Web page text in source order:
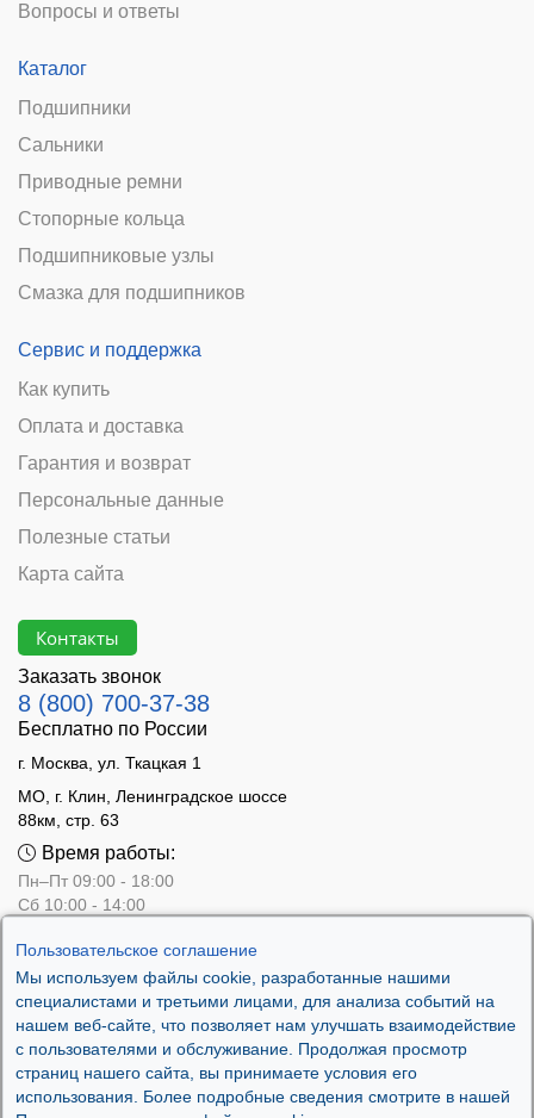
Пользовательское соглашение
Мы используем файлы cookie, разработанные нашими
специалистами и третьими лицами, для анализа событий на
нашем веб-сайте, что позволяет нам улучшать взаимодействие
с пользователями и обслуживание. Продолжая просмотр
страниц нашего сайта, вы принимаете условия его
использования. Более подробные сведения смотрите в нашей
Вопросы и ответы
Каталог
Подшипники
Сальники
Приводные ремни
Стопорные кольца
Подшипниковые узлы
Смазка для подшипников
Сервис и поддержка
Как купить
Оплата и доставка
Гарантия и возврат
Персональные данные
Полезные статьи
Карта сайта
Контакты
Заказать звонок
8 (800) 700-37-38
Бесплатно по России
г. Москва, ул. Ткацкая 1
МО, г. Клин, Ленинградское шоссе
88км, стр. 63
Время работы:
Пн–Пт 09:00 - 18:00
Сб 10:00 - 14:00